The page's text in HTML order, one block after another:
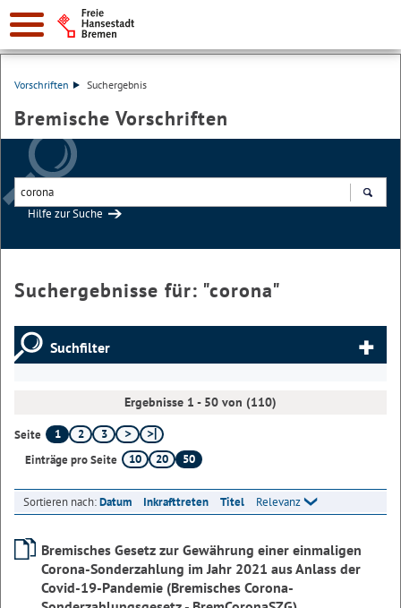
Vorschriften Suchergebnis
Bremische Vorschriften
Hilfe zur Suche
Suchergebnisse für: "corona"
Suchfilter
Ergebnisse 1 - 50 von (110)
Seite 1 2
3
Einträge pro Seite
10 20 50
Sortieren nach:Datum Inkrafttreten Titel Relevanz
Bremisches Gesetz zur Gewährung einer einmaligen
Corona-Sonderzahlung im Jahr 2021 aus Anlass der
Covid-19-Pandemie (Bremisches Corona-